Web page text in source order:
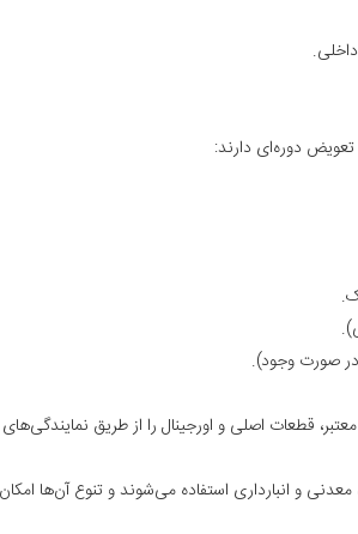
تعویض دوره‌ای دارند:
صورت وجود).
قطعات اصلی و اورجینال را از طریق
و انبارداری استفاده می‌شوند و تنوع آن‌ها